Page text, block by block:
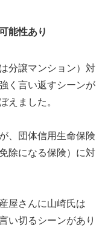
能性あり
分譲マンション）対
く言い返すシーンが
えました。
、団体信用生命保険
除になる保険）に対
屋さんに山崎氏は
い切るシーンがあり